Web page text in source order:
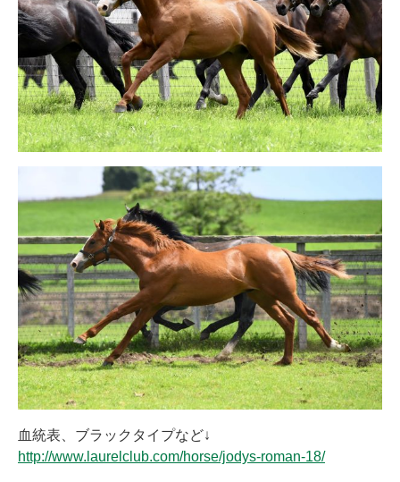
血統表、ブラックタイプなど↓
http://www.laurelclub.com/horse/jodys-roman-18/